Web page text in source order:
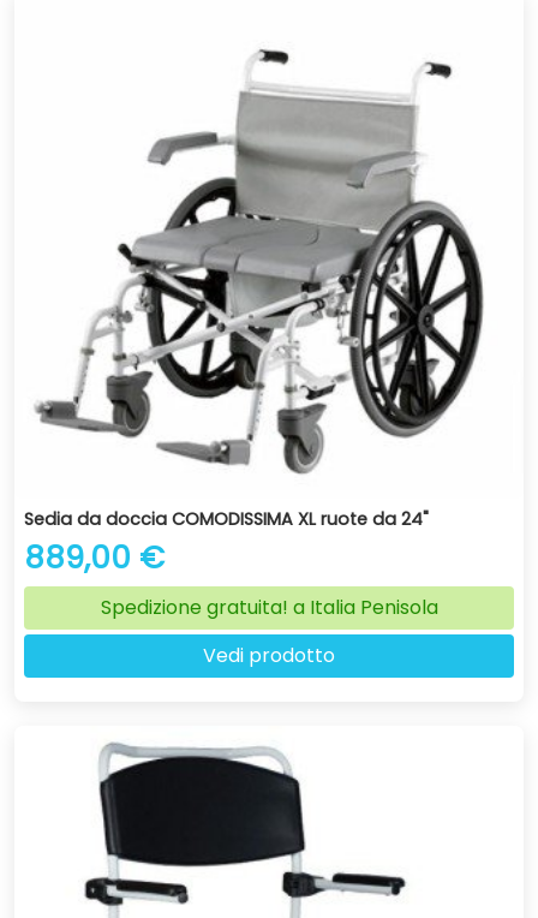
Sedia da doccia COMODISSIMA XL ruote da 24"
889,00 €
Spedizione gratuita! a Italia Penisola
Vedi prodotto